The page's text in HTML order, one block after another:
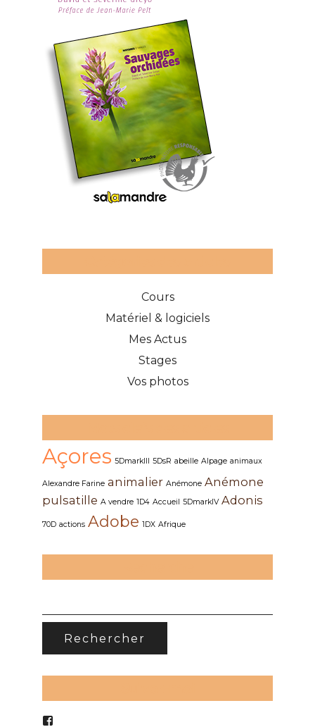
Cours
Matériel & logiciels
Mes Actus
Stages
Vos photos
Açores 5DmarkIII 5DsR abeille Alpage animaux
Alexandre Farine animalier Anémone Anémone
pulsatille A vendre 1D4 Accueil 5DmarkIV Adonis
70D actions Adobe 1DX Afrique